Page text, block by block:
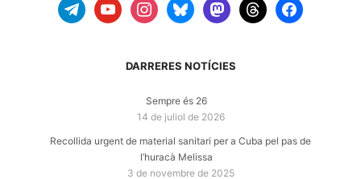
telegramyoutube instagrambluesky mastodonthreads facebook
DARRERES NOTÍCIES
Sempre és 26
14 de juliol de 2026
Recollida urgent de material sanitari per a Cuba pel pas de
l’huracà Melissa
3 de novembre de 2025